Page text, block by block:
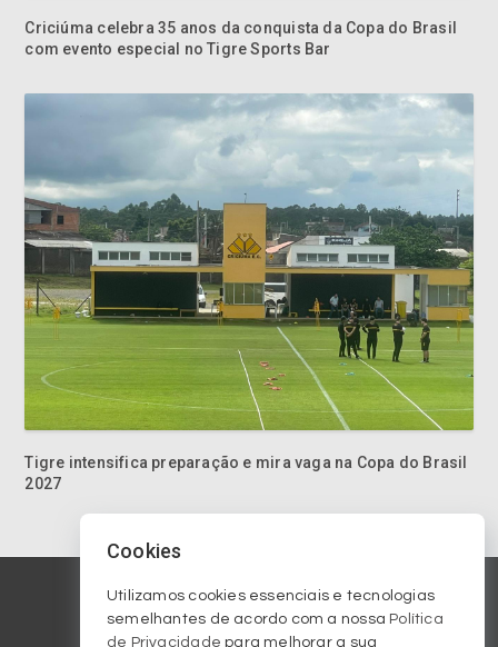
Criciúma celebra 35 anos da conquista da Copa do Brasil
com evento especial no Tigre Sports Bar
Tigre intensifica preparação e mira vaga na Copa do Brasil
2027
Cookies
Utilizamos cookies essenciais e tecnologias
semelhantes de acordo com a nossa Política
de Privacidade para melhorar a sua